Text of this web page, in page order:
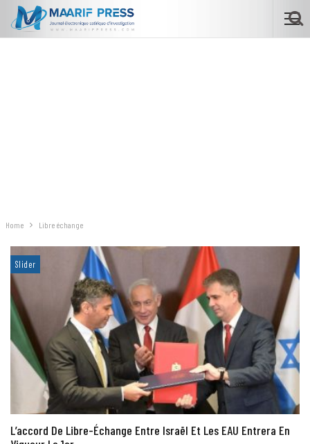
Home Libre échange
Slider
L’accord De Libre-Échange Entre Israël Et Les EAU Entrera En